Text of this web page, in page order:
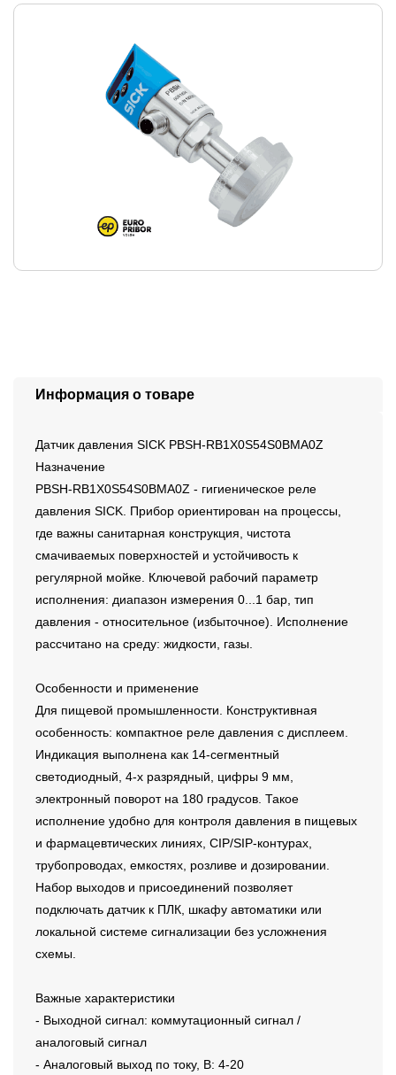
Информация о товаре
Датчик давления SICK PBSH-RB1X0S54S0BMA0Z
Назначение
PBSH-RB1X0S54S0BMA0Z - гигиеническое реле
давления SICK. Прибор ориентирован на процессы,
где важны санитарная конструкция, чистота
смачиваемых поверхностей и устойчивость к
регулярной мойке. Ключевой рабочий параметр
исполнения: диапазон измерения 0...1 бар, тип
давления - относительное (избыточное). Исполнение
рассчитано на среду: жидкости, газы.
Особенности и применение
Для пищевой промышленности. Конструктивная
особенность: компактное реле давления с дисплеем.
Индикация выполнена как 14-сегментный
светодиодный, 4-х разрядный, цифры 9 мм,
электронный поворот на 180 градусов. Такое
исполнение удобно для контроля давления в пищевых
и фармацевтических линиях, CIP/SIP-контурах,
трубопроводах, емкостях, розливе и дозировании.
Набор выходов и присоединений позволяет
подключать датчик к ПЛК, шкафу автоматики или
локальной системе сигнализации без усложнения
схемы.
Важные характеристики
- Выходной сигнал: коммутационный сигнал /
аналоговый сигнал
- Аналоговый выход по току, В: 4-20